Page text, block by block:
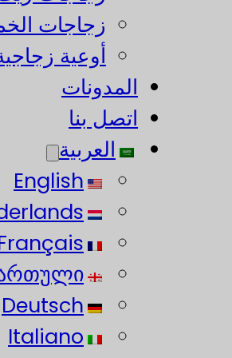
زجاجات
أوعية
المدونات
اتصل بنا
العربية
English
Deutsch
Italiano